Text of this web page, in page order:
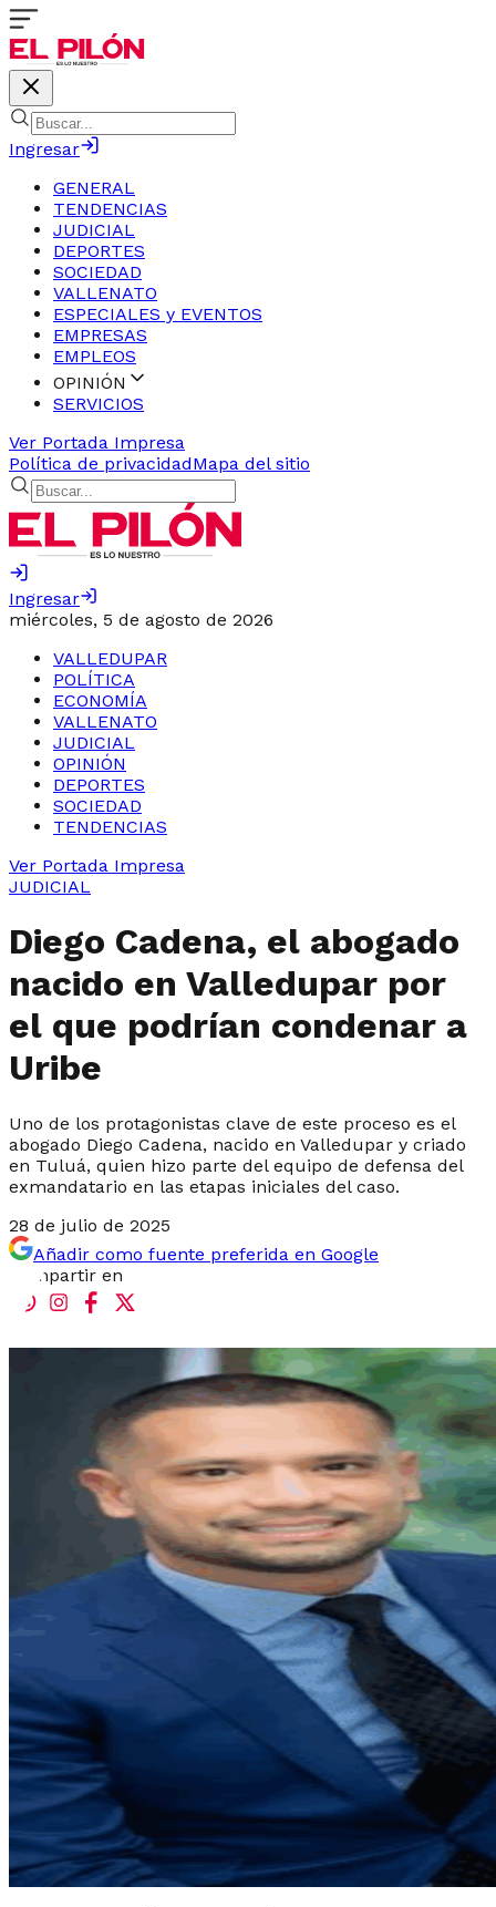
Ingresar
GENERAL
TENDENCIAS
JUDICIAL
DEPORTES
SOCIEDAD
VALLENATO
ESPECIALES y EVENTOS
EMPRESAS
EMPLEOS
OPINIÓN
SERVICIOS
Ver Portada Impresa
Política de privacidadMapa del sitio
Ingresar
miércoles, 5 de agosto de 2026
VALLEDUPAR
POLÍTICA
ECONOMÍA
VALLENATO
JUDICIAL
OPINIÓN
DEPORTES
SOCIEDAD
TENDENCIAS
Ver Portada Impresa
JUDICIAL
Diego Cadena, el abogado
nacido en Valledupar por
el que podrían condenar a
Uribe
Uno de los protagonistas clave de este proceso es el
abogado Diego Cadena, nacido en Valledupar y criado
en Tuluá, quien hizo parte del equipo de defensa del
exmandatario en las etapas iniciales del caso.
28 de julio de 2025
Añadir como fuente preferida en Google
Compartir en